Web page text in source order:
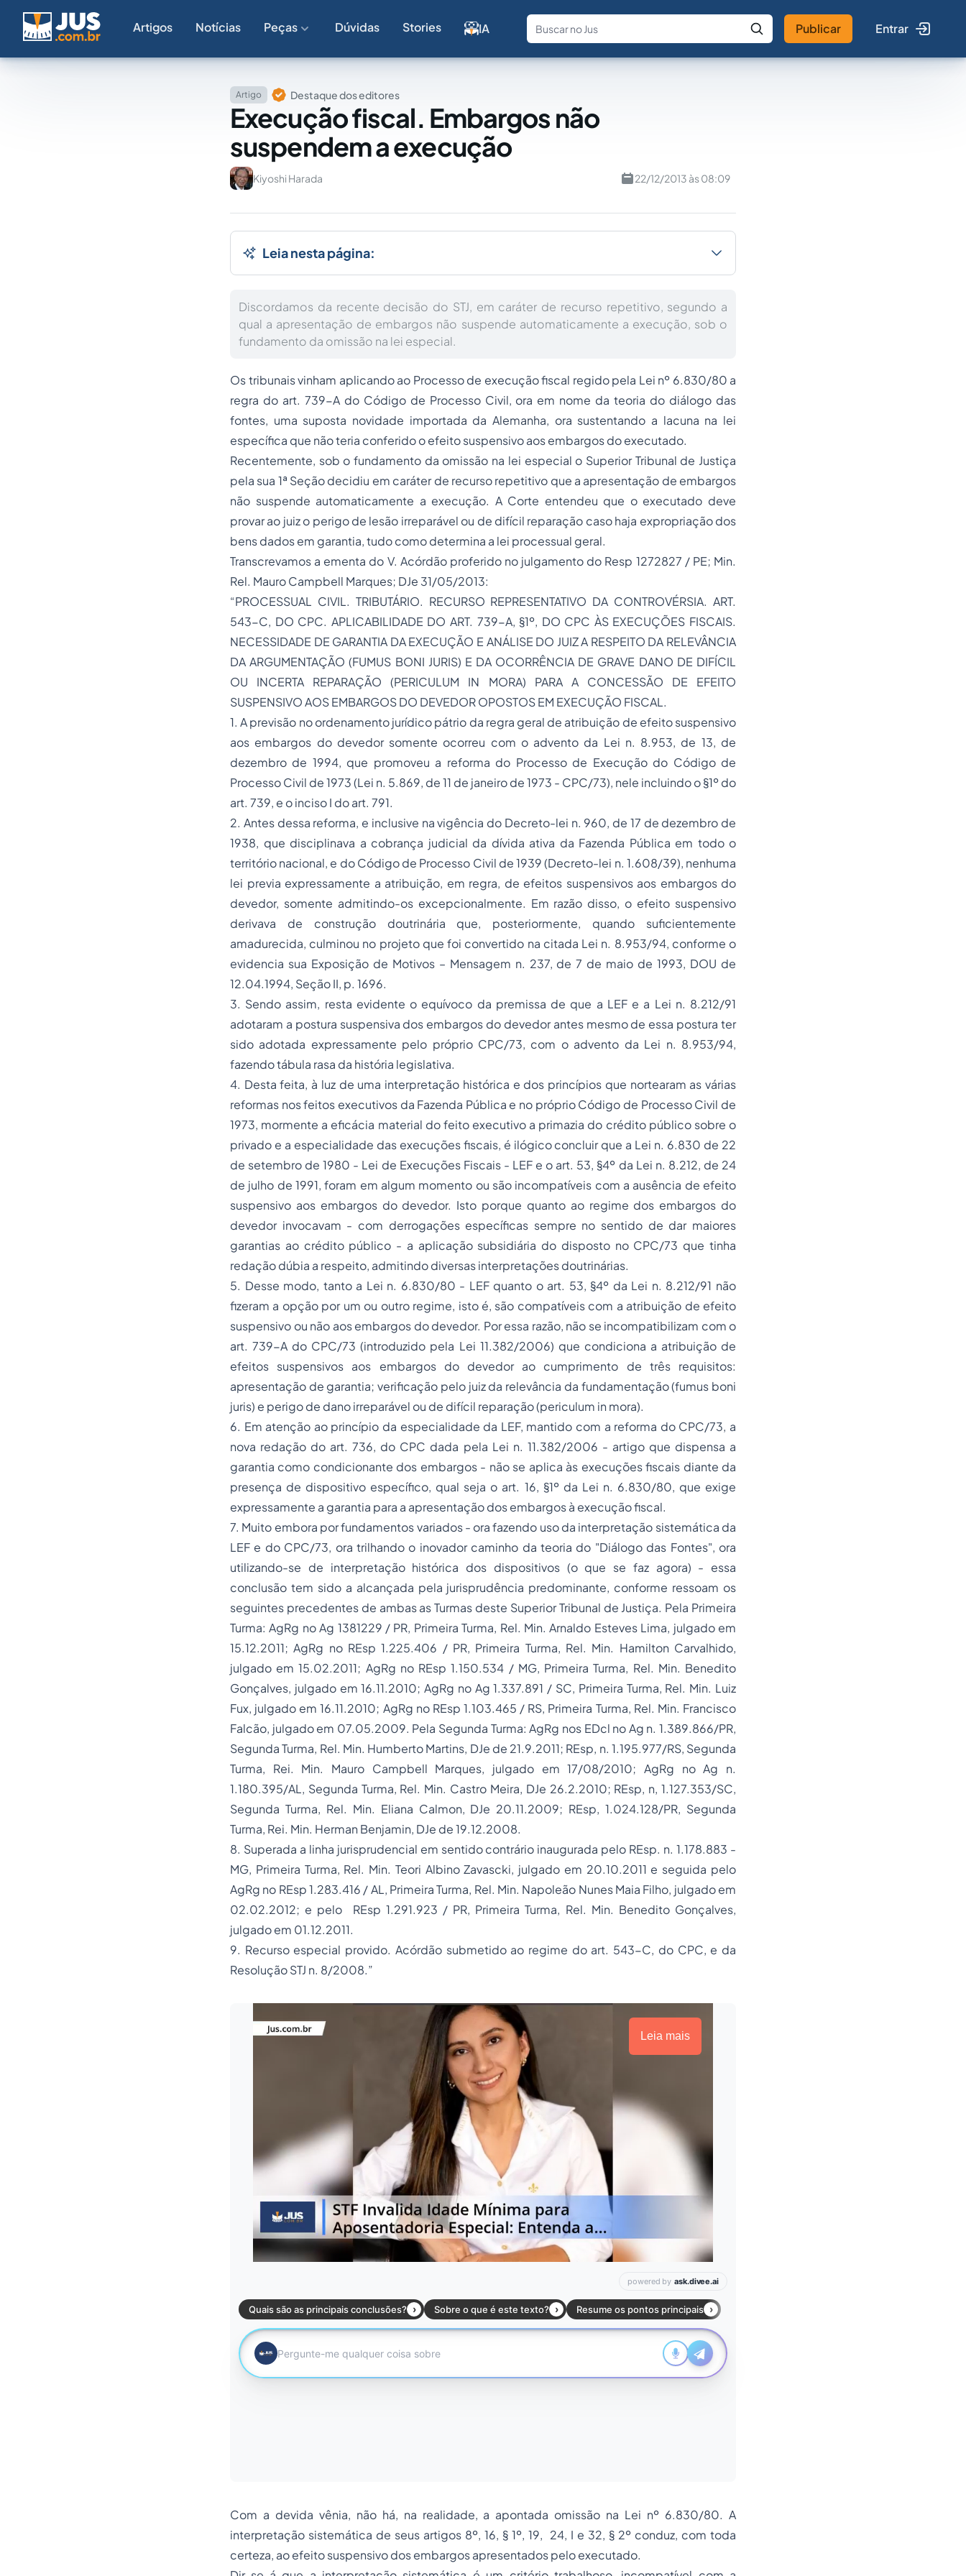
Artigos Notícias Peças Dúvidas Stories IA
Fale com a IA Buscar no Jus
Publicar Entrar
Artigo Destaque dos editores
Execução fiscal. Embargos não
suspendem a execução
Kiyoshi Harada 22/12/2013 às 08:09
Leia nesta página:
Discordamos da recente decisão do STJ, em caráter de recurso repetitivo, segundo a
qual a apresentação de embargos não suspende automaticamente a execução, sob o
fundamento da omissão na lei especial.
Os tribunais vinham aplicando ao Processode execução fiscal regido pela Lei nº 6.830/80 a
regra do art. 739-A do Código de Processo Civil, ora em nome da teoria do diálogo das
fontes, uma suposta novidade importada da Alemanha, ora sustentando a lacuna na lei
específica que não teria conferido o efeito suspensivo aos embargos do executado.
Recentemente, sob o fundamento da omissão na lei especial o Superior Tribunal de Justiça
pela sua 1ª Seção decidiu em caráter de recurso repetitivo que a apresentação de embargos
não suspende automaticamente a execução. A Corte entendeu que o executado deve
provar ao juiz o perigo de lesão irreparável ou de difícil reparação caso haja expropriação dos
bens dados em garantia, tudo como determina a lei processual geral.
Transcrevamos a ementa do V. Acórdão proferido no julgamento do Resp 1272827 / PE; Min.
Rel. Mauro Campbell Marques; DJe 31/05/2013:
“PROCESSUAL CIVIL. TRIBUTÁRIO. RECURSO REPRESENTATIVO DA CONTROVÉRSIA. ART.
543-C, DO CPC. APLICABILIDADE DO ART. 739-A, §1º, DO CPC ÀS EXECUÇÕES FISCAIS.
NECESSIDADE DE GARANTIA DA EXECUÇÃO E ANÁLISE DO JUIZ A RESPEITO DA RELEVÂNCIA
DA ARGUMENTAÇÃO (FUMUS BONI JURIS) E DA OCORRÊNCIA DE GRAVE DANO DE DIFÍCIL
OU INCERTA REPARAÇÃO (PERICULUM IN MORA) PARA A CONCESSÃO DE EFEITO
SUSPENSIVO AOS EMBARGOS DO DEVEDOR OPOSTOS EM EXECUÇÃO FISCAL.
1. A previsão no ordenamento jurídico pátrio da regra geral de atribuição de efeito suspensivo
aos embargos do devedor somente ocorreu com o advento da Lei n. 8.953, de 13, de
dezembro de 1994, que promoveu a reforma do Processo de Execução do Código de
Processo Civil de 1973 (Lei n. 5.869, de 11 de janeiro de 1973 - CPC/73), nele incluindo o §1º do
art. 739, e o inciso I do art. 791.
2. Antes dessa reforma, e inclusive na vigência do Decreto-lei n. 960, de 17 de dezembro de
1938, que disciplinava a cobrança judicial da dívida ativa da Fazenda Pública em todo o
território nacional, e do Código de Processo Civil de 1939 (Decreto-lei n. 1.608/39), nenhuma
lei previa expressamente a atribuição, em regra, de efeitos suspensivos aos embargos do
devedor, somente admitindo-os excepcionalmente. Em razão disso, o efeito suspensivo
derivava de construção doutrinária que, posteriormente, quando suficientemente
amadurecida, culminou no projeto que foi convertido na citada Lei n. 8.953/94, conforme o
evidencia sua Exposição de Motivos – Mensagem n. 237, de 7 de maio de 1993, DOU de
12.04.1994, Seção II, p. 1696.
3. Sendo assim, resta evidente o equívoco da premissa de que a LEF e a Lei n. 8.212/91
adotaram a postura suspensiva dos embargos do devedor antes mesmo de essa postura ter
sido adotada expressamente pelo próprio CPC/73, com o advento da Lei n. 8.953/94,
fazendo tábula rasa da história legislativa.
4. Desta feita, à luz de uma interpretação histórica e dos princípios que nortearam as várias
reformas nos feitos executivos da Fazenda Pública e no próprio Código de Processo Civil de
1973, mormente a eficácia material do feito executivo a primazia do crédito público sobre o
privado e a especialidade das execuções fiscais, é ilógico concluir que a Lei n. 6.830 de 22
de setembro de 1980 - Lei de Execuções Fiscais - LEF e o art. 53, §4º da Lei n. 8.212, de 24
de julho de 1991, foram em algum momento ou são incompatíveis com a ausência de efeito
suspensivo aos embargos do devedor. Isto porque quanto ao regime dos embargos do
devedor invocavam - com derrogações específicas sempre no sentido de dar maiores
garantias ao crédito público - a aplicação subsidiária do disposto no CPC/73 que tinha
redação dúbia a respeito, admitindo diversas interpretações doutrinárias.
5. Desse modo, tanto a Lei n. 6.830/80 - LEF quanto o art. 53, §4º da Lei n. 8.212/91 não
fizeram a opção por um ou outro regime, isto é, são compatíveis com a atribuição de efeito
suspensivo ou não aos embargos do devedor. Por essa razão, não se incompatibilizam com o
art. 739-A do CPC/73 (introduzido pela Lei 11.382/2006) que condiciona a atribuição de
efeitos suspensivos aos embargos do devedor ao cumprimento de três requisitos:
apresentação de garantia; verificação pelo juiz da relevância da fundamentação (fumus boni
juris) e perigo de dano irreparável ou de difícil reparação (periculum in mora).
6. Em atenção ao princípio da especialidade da LEF, mantido com a reforma do CPC/73, a
nova redação do art. 736, do CPC dada pela Lei n. 11.382/2006 - artigo que dispensa a
garantia como condicionante dos embargos - não se aplica às execuções fiscais diante da
presença de dispositivo específico, qual seja o art. 16, §1º da Lei n. 6.830/80, que exige
expressamente a garantia para a apresentação dos embargos à execução fiscal.
7. Muito embora por fundamentos variados - ora fazendo uso da interpretação sistemática da
LEF e do CPC/73, ora trilhando o inovador caminho da teoria do "Diálogo das Fontes", ora
utilizando-se de interpretação histórica dos dispositivos (o que se faz agora) - essa
conclusão tem sido a alcançada pela jurisprudência predominante, conforme ressoam os
seguintes precedentes de ambas as Turmas deste Superior Tribunal de Justiça. Pela Primeira
Turma: AgRg no Ag 1381229 / PR, Primeira Turma, Rel. Min. Arnaldo Esteves Lima, julgado em
15.12.2011; AgRg no REsp 1.225.406 / PR, Primeira Turma, Rel. Min. Hamilton Carvalhido,
julgado em 15.02.2011; AgRg no REsp 1.150.534 / MG, Primeira Turma, Rel. Min. Benedito
Gonçalves, julgado em 16.11.2010; AgRg no Ag 1.337.891 / SC, Primeira Turma, Rel. Min. Luiz
Fux, julgado em 16.11.2010; AgRg no REsp 1.103.465 / RS, Primeira Turma, Rel. Min. Francisco
Falcão, julgado em 07.05.2009. Pela Segunda Turma: AgRg nos EDcl no Ag n. 1.389.866/PR,
Segunda Turma, Rel. Min. Humberto Martins, DJe de 21.9.2011; REsp, n. 1.195.977/RS, Segunda
Turma, Rei. Min. Mauro Campbell Marques, julgado em 17/08/2010; AgRg no Ag n.
1.180.395/AL, Segunda Turma, Rel. Min. Castro Meira, DJe 26.2.2010; REsp, n, 1.127.353/SC,
Segunda Turma, Rel. Min. Eliana Calmon, DJe 20.11.2009; REsp, 1.024.128/PR, Segunda
Turma, Rei. Min. Herman Benjamin, DJe de 19.12.2008.
8. Superada a linha jurisprudencial em sentido contrário inaugurada pelo REsp. n. 1.178.883 -
MG, Primeira Turma, Rel. Min. Teori Albino Zavascki, julgado em 20.10.2011 e seguida pelo
AgRg no REsp 1.283.416 / AL, Primeira Turma, Rel. Min. Napoleão Nunes Maia Filho, julgado em
02.02.2012; e pelo REsp 1.291.923 / PR, Primeira Turma, Rel. Min. Benedito Gonçalves,
julgado em 01.12.2011.
9. Recurso especial provido. Acórdão submetido ao regime do art. 543-C, do CPC, e da
Resolução STJ n. 8/2008.”
Leia mais
Com a devida vênia, não há, na realidade, a apontada omissão na Lei nº 6.830/80. A
interpretação sistemática de seus artigos 8º, 16, § 1º, 19, 24, I e 32, § 2º conduz, com toda
certeza, ao efeito suspensivo dos embargos apresentados pelo executado.